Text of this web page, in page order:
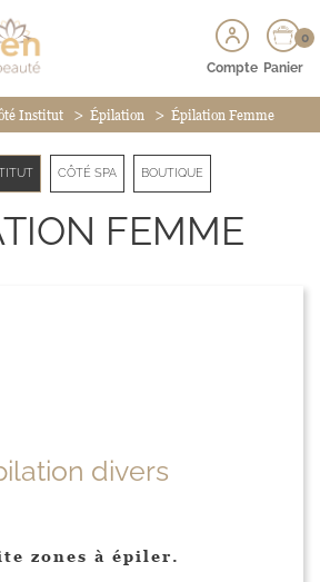
Compte
0
Panier
Institut > Épilation > Épilation Femme
CÔTÉ SPA BOUTIQUE
FEMME
divers
zones à épiler.